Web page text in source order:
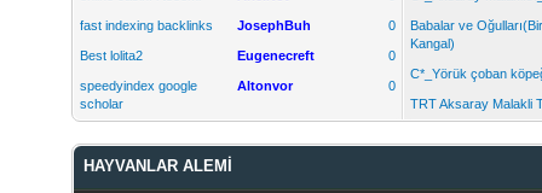
fast indexing backlinks JosephBuh 0
Best lolita2 Eugenecreft 0
speedyindex google
scholar
Altonvor 0
Babalar ve
Kangal)
C*_Yörük çoban
TRT Aksaray Malakli
HAYVANLAR ALEMİ